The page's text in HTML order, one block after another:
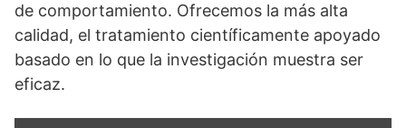
de comportamiento. Ofrecemos la más alta
calidad, el tratamiento científicamente apoyado
basado en lo que la investigación muestra ser
eficaz.